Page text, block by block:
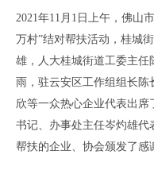
2021年11月1日上午， 佛山
万村”结对帮扶活动，桂城
雄，人大桂城街道工委主
雨，驻云安区工作组组长陈
欣等一众热心企业代表出席
书记、办事处主任岑灼雄代
帮扶的企业、协会颁发了感